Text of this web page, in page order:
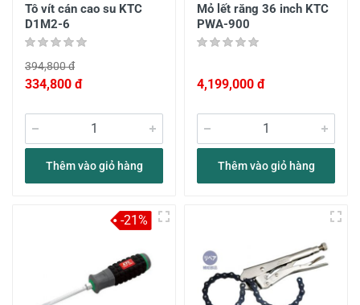
Tô vít cán cao su KTC
D1M2-6
394,800 đ
334,800 đ
Thêm vào giỏ hàng
Mỏ lết răng 36 inch KTC
PWA-900
4,199,000 đ
Thêm vào giỏ hàng
-21%